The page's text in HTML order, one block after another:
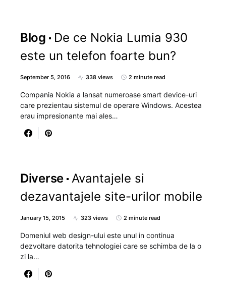
Blog
De ce Nokia Lumia 930
este un telefon foarte bun?
September 5, 2016 338 views 2 minute read
Compania Nokia a lansat numeroase smart device-uri
care prezientau sistemul de operare Windows. Acestea
erau impresionante mai ales…
Diverse Avantajele si
dezavantajele site-urilor mobile
January 15, 2015 323 views 2 minute read
Domeniul web design-ului este unul in continua
dezvoltare datorita tehnologiei care se schimba de la o
zi la…